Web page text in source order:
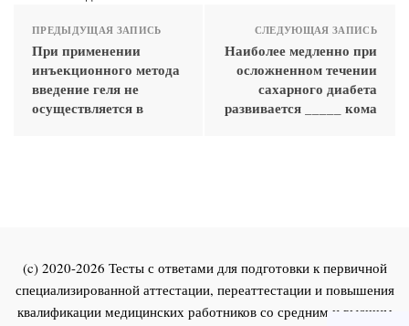
ПРЕДЫДУЩАЯ ЗАПИСЬ
При применении
инъекционного метода
введение геля не
осуществляется в
СЛЕДУЮЩАЯ ЗАПИСЬ
Наиболее медленно при
осложненном течении
сахарного диабета
развивается _____ кома
(c) 2020-2026 Тесты с ответами для подготовки к первичной
специализированной аттестации, переаттестации и повышения
квалификации медицинских работников со средним и высшим